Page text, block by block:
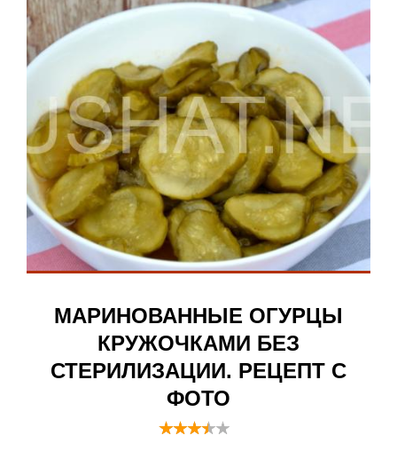
МАРИНОВАННЫЕ ОГУРЦЫ
КРУЖОЧКАМИ БЕЗ
СТЕРИЛИЗАЦИИ. РЕЦЕПТ С
ФОТО